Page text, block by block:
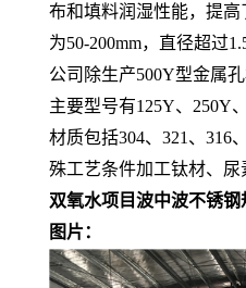
布和填料润湿性能，提
为50-200mm，直径超过
公司除生产500Y型金属
主要型号有125Y、250Y
材质包括304、321、316
殊工艺条件加工钛材、尿
双氧水项目波中波不锈
图片：